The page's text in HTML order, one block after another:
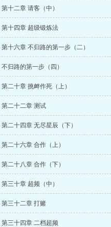
第十二章 请客（中）
第十四章 超级锻炼法
第十六章 不归路的第一步（二）
不归路的第一步（四）
第二十章 挑衅作死（上）
第二十二章 测试
第二十四章 无尽星辰（下）
第二十六章 合作（上）
第二十八章 合作（下）
第三十章 超频（中）
第三十二章 打赌
第三十四章 二档超频